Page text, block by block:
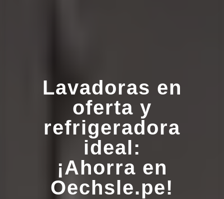
Lavadoras en
oferta y
refrigeradora
ideal:
¡Ahorra en
Oechsle.pe!